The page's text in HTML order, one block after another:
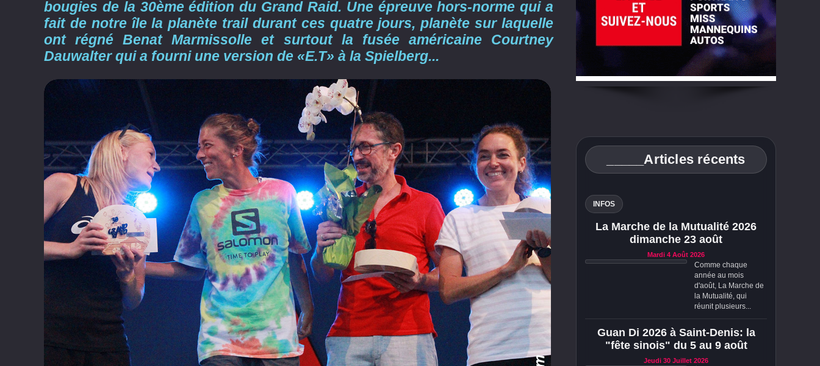
bougies de la 30ème édition du Grand Raid. Une épreuve hors-norme qui a
fait de notre île la planète trail durant ces quatre jours, planète sur laquelle
ont régné Benat Marmissolle et surtout la fusée américaine Courtney
Dauwalter qui a fourni une version de «E.T» à la Spielberg...
_____Articles récents
INFOS
La Marche de la Mutualité 2026
dimanche 23 août
Mardi 4 Août 2026
Comme chaque
année au mois
d'août, La Marche de
la Mutualité, qui
réunit plusieurs...
Guan Di 2026 à Saint-Denis: la
"fête sinois" du 5 au 9 août
Jeudi 30 Juillet 2026